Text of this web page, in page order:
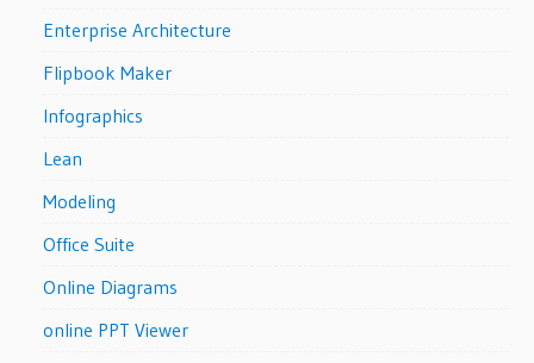
Enterprise Architecture
Flipbook Maker
Infographics
Lean
Modeling
Office Suite
Online Diagrams
online PPT Viewer